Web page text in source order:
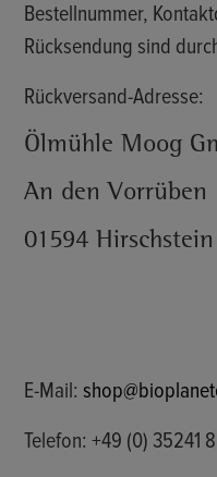
Bestellnummer,
Rücksendung sind
Rückversand-Adresse:
Ölmühle Moog
An den Vorrüben
01594 Hirschstein
E-Mail:
Telefon: +49 (0) 35241